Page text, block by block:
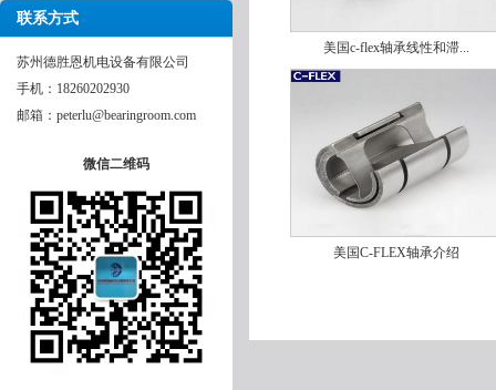
联系方式
苏州德胜恩机电设备有限公司
手机：18260202930
邮箱：peterlu@bearingroom.com
微信二维码
美国c-flex轴承线性和滞...
美国C-FLEX轴承介绍